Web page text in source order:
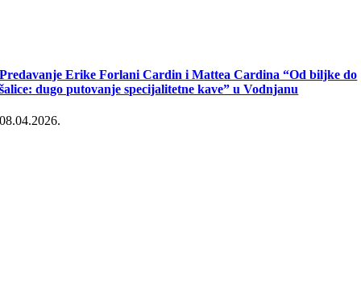
Predavanje Erike Forlani Cardin i Mattea Cardina “Od biljke do
šalice: dugo putovanje specijalitetne kave” u Vodnjanu
08.04.2026.